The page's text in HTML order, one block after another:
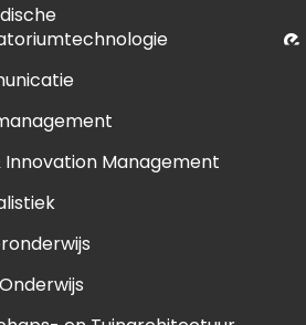
Innovation Management